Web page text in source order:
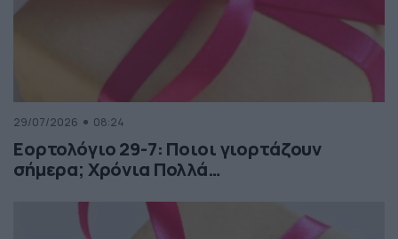
29/07/2026 08:24
Εορτολόγιο 29-7: Ποιοι γιορτάζουν
σήμερα; Χρόνια Πολλά…